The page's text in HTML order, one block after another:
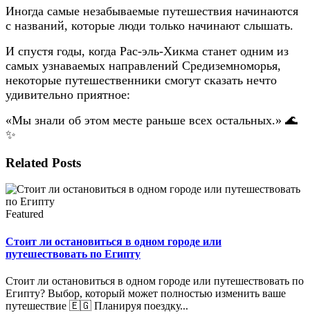
Иногда самые незабываемые путешествия начинаются
с названий, которые люди только начинают слышать.
И спустя годы, когда Рас-эль-Хикма станет одним из
самых узнаваемых направлений Средиземноморья,
некоторые путешественники смогут сказать нечто
удивительно приятное:
«Мы знали об этом месте раньше всех остальных.» 🌊
✨
Related Posts
Featured
Стоит ли остановиться в одном городе или
путешествовать по Египту
Стоит ли остановиться в одном городе или путешествовать по
Египту? Выбор, который может полностью изменить ваше
путешествие 🇪🇬 Планируя поездку...